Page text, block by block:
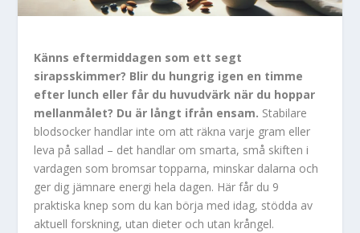
Känns eftermiddagen som ett segt
sirapsskimmer? Blir du hungrig igen en timme
efter lunch eller får du huvudvärk när du hoppar
mellanmålet? Du är långt ifrån ensam. Stabilare
blodsocker handlar inte om att räkna varje gram eller
leva på sallad – det handlar om smarta, små skiften i
vardagen som bromsar topparna, minskar dalarna och
ger dig jämnare energi hela dagen. Här får du 9
praktiska knep som du kan börja med idag, stödda av
aktuell forskning, utan dieter och utan krångel.